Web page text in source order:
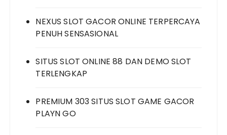
NEXUS SLOT GACOR ONLINE TERPERCAYA
PENUH SENSASIONAL
SITUS SLOT ONLINE 88 DAN DEMO SLOT
TERLENGKAP
PREMIUM 303 SITUS SLOT GAME GACOR
PLAYN GO